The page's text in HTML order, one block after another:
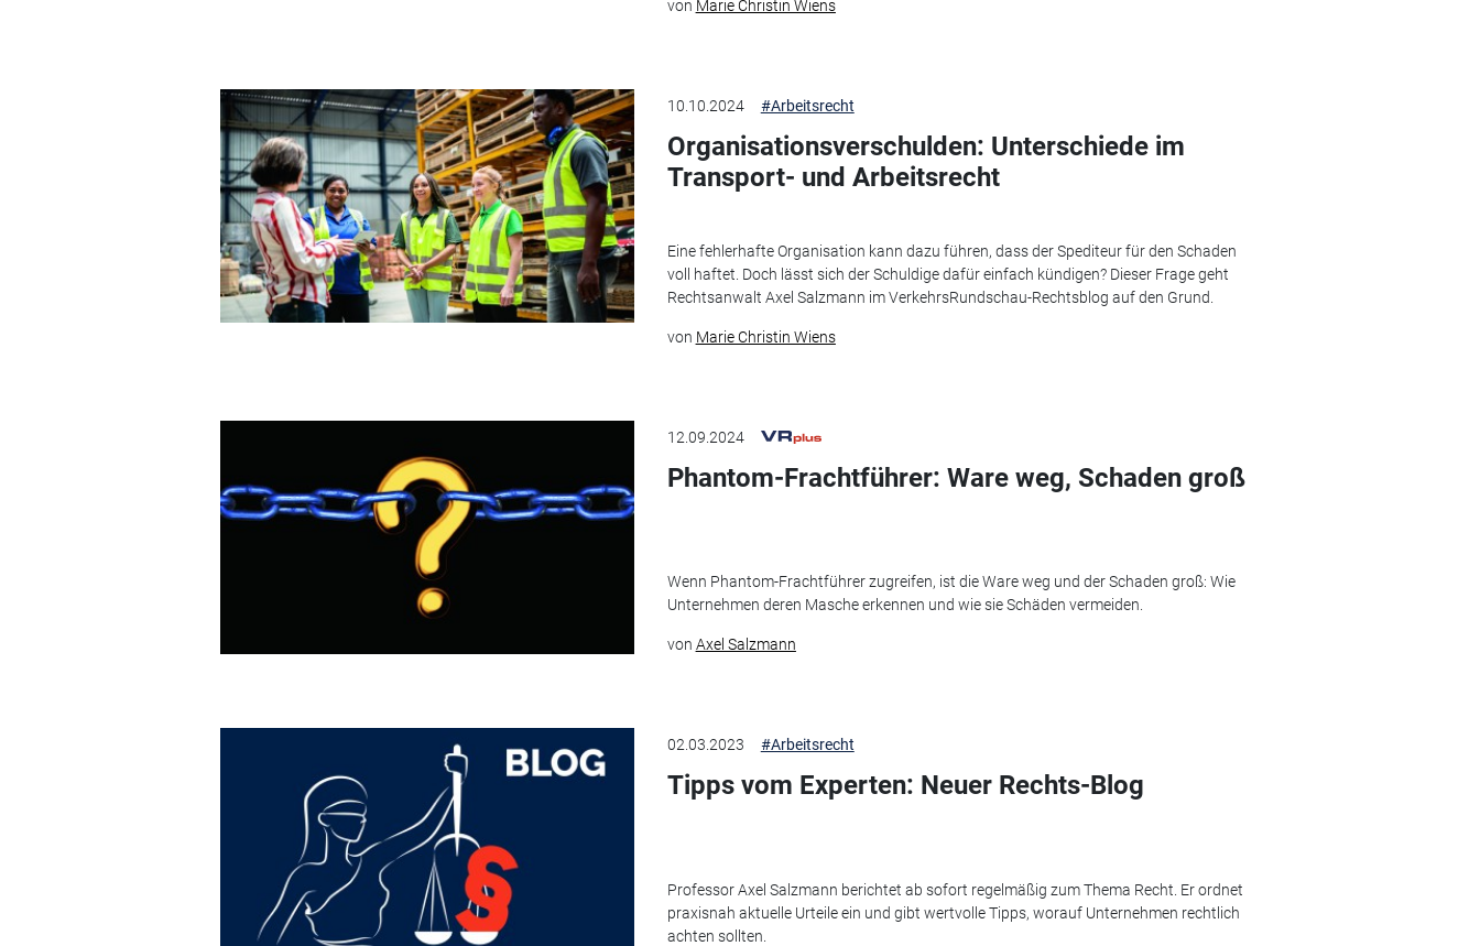
von Marie Christin Wiens
10.10.2024 #Arbeitsrecht
Organisationsverschulden: Unterschiede im
Transport- und Arbeitsrecht
Eine fehlerhafte Organisation kann dazu führen, dass der Spediteur für den Schaden
voll haftet. Doch lässt sich der Schuldige dafür einfach kündigen? Dieser Frage geht
Rechtsanwalt Axel Salzmann im VerkehrsRundschau-Rechtsblog auf den Grund.
von Marie Christin Wiens
12.09.2024
Phantom-Frachtführer: Ware weg, Schaden groß
Wenn Phantom-Frachtführer zugreifen, ist die Ware weg und der Schaden groß: Wie
Unternehmen deren Masche erkennen und wie sie Schäden vermeiden.
von Axel Salzmann
02.03.2023 #Arbeitsrecht
Tipps vom Experten: Neuer Rechts-Blog
Professor Axel Salzmann berichtet ab sofort regelmäßig zum Thema Recht. Er ordnet
praxisnah aktuelle Urteile ein und gibt wertvolle Tipps, worauf Unternehmen rechtlich
achten sollten.